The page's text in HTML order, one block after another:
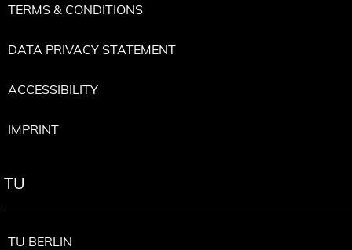
TERMS & CONDITIONS
DATA PRIVACY STATEMENT
ACCESSIBILITY
IMPRINT
TU
TU BERLIN